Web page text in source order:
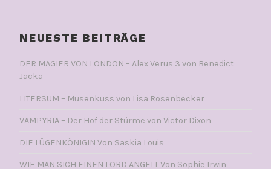
NEUESTE BEITRÄGE
DER MAGIER VON LONDON – Alex Verus 3 von Benedict
Jacka
LITERSUM – Musenkuss von Lisa Rosenbecker
VAMPYRIA – Der Hof der Stürme von Victor Dixon
DIE LÜGENKÖNIGIN Von Saskia Louis
WIE MAN SICH EINEN LORD ANGELT Von Sophie Irwin